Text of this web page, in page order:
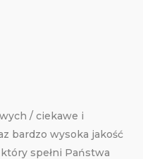
/ ciekawe i
bardzo wysoka jakość
spełni Państwa